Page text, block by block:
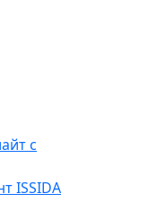
с
ISSIDA